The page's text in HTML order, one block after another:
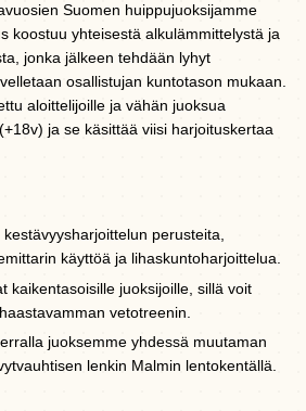
Suomen huippujuoksijamme
koostuu yhteisestä alkulämmittelystä ja
jonka jälkeen tehdään lyhyt
osallistujan kuntotason mukaan.
aloittelijoille ja vähän juoksua
ja se käsittää viisi harjoituskertaa
perusteita,
käyttöä ja lihaskuntoharjoittelua.
kaikentasoisille juoksijoille, sillä voit
vetotreenin.
juoksemme yhdessä muutaman
lenkin Malmin lentokentällä.